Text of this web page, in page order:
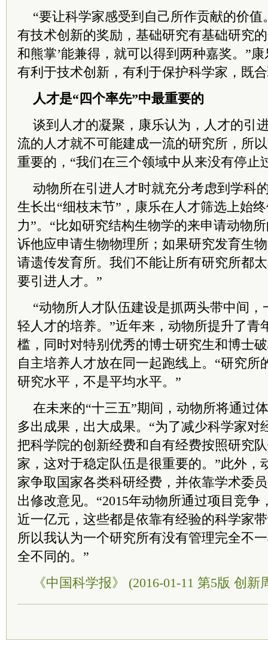
“要让科学家感受到自己所作贡献的价
有技术创新的奖励，基础研究有基础研究
和熊掌’能兼得，就可以得到两种嘉奖。”
有利于技术创新，有利于保护科学家，既
人才是“四个率先”中最重要的
谈到人才的凝聚，康乐认为，人才的引
流的人才就不可能建成一流的研究所，所
重要的，“我们在三个领域中从来没有停止
动物所在引进人才时就充分考虑到学科
生长出“细枝末节”，康乐在人才筛选上始
力”。“比如研究结构生物学的来申请动物
诉他应申请生物物理所；如果研究发育生
请遗传发育所。我们不能让所有研究所都
要引进人才。”
“动物所人才队伍建设是抓两头带中间
轻人才的培养。”近年来，动物所提升了青
槛，同时对特别优秀的博士研究生和博士
自主培养人才放在同一起跑线上。“研究所
研究水平，不是平均水平。”
在未来的“十三五”期间，动物所将通过
多出成果，出大成果。“为了减少科学家对
把科学院的创新经费和自有经费按照研究
家，这对于稳定队伍是很重要的。”此外，
家争取国家各类科研经费，并依靠学术委
出修改意见。“2015年动物所通过项目竞争
近一亿元，这些都是依靠有经验的科学家
所以我认为一个研究所有没有管理完全不
全不同的。”
《中国科学报》 (2016-01-11 第5版 创新